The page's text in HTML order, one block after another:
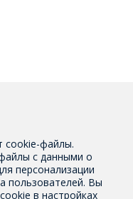
cookie-файлы.
с данными о
персонализации
пользователей. Вы
в настройках